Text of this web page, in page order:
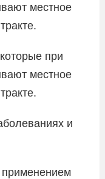
местное
при
местное
и
применением